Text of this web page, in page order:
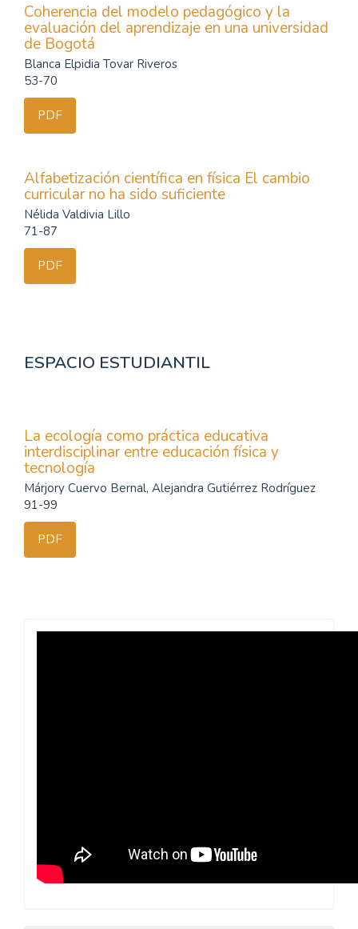
Coherencia del modelo pedagógico y la
evaluación del aprendizaje en una universidad
de Bogotá
Blanca Elpidia Tovar Riveros
53-70
PDF
Alfabetización científica en física El cambio
curricular no ha sido suficiente
Nélida Valdivia Lillo
71-87
PDF
ESPACIO ESTUDIANTIL
La ecología como práctica educativa
interdisciplinar entre educación física y
tecnología
Márjory Cuervo Bernal, Alejandra Gutiérrez Rodríguez
91-99
PDF
Revista